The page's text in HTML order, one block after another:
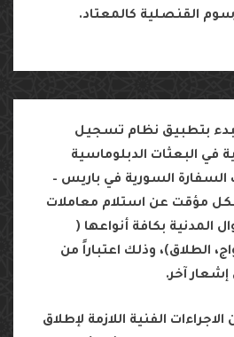
القنصلية كالمعتاد.
بتطبيق نظام تسجيل
في البعثات الدبلوماسية
السفارة السورية في باريس –
مؤقت عن استلام معاملات
المدنية بكافة أنواعها (
الطلاق)، وذلك اعتباراً من
إشعار آخر.
الاجراءات الفنية اللازمة لإطلاق